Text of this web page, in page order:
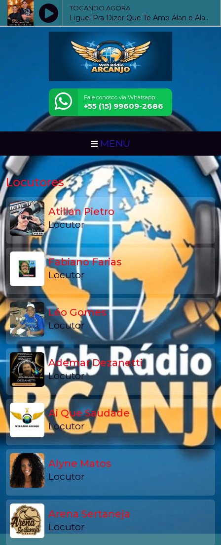
TOCANDO AGORA
Liguei Pra Dizer Que Te Amo Alan e Aladim
Fale conosco via Whatsapp:
+55 (15) 99609-2686
MENU
Locutores
Atillan Pietro
Locutor
Fabiano Farias
Locutor
Léo Gomes
Locutor
Ademar Dezanetti
Locutor
Ai Que Saudade
Locutor
Alyne Matos
Locutor
Arena Sertaneja
Locutor